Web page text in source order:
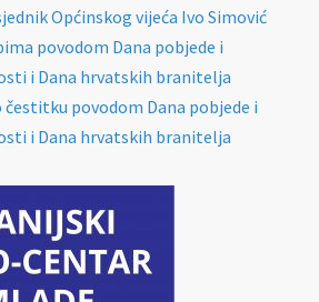
Općinskog vijeća Ivo Simović
povodom Dana pobjede i
i Dana hrvatskih branitelja
povodom Dana pobjede i
i Dana hrvatskih branitelja